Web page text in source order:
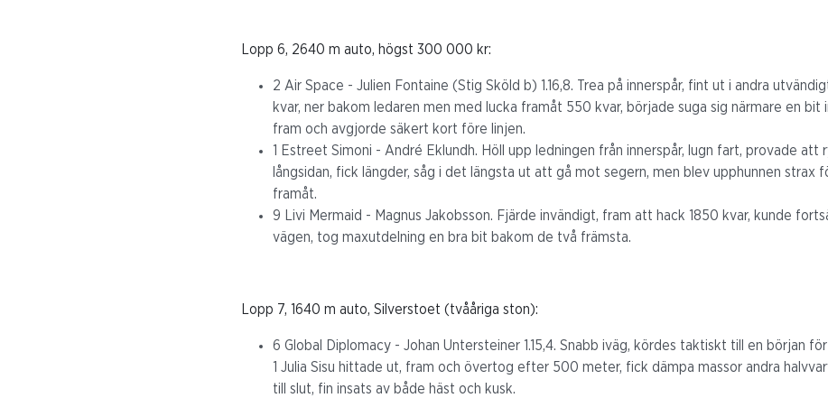
Lopp 6, 2640 m auto, högst 300 000 kr:
2 Air Space - Julien Fontaine (Stig Sköld b) 1.16,8. Trea på innerspår, fint ut i andra
kvar, ner bakom ledaren men med lucka framåt 550 kvar, började suga sig närmare en bit
fram och avgjorde säkert kort före linjen.
1 Estreet Simoni - André Eklundh. Höll upp ledningen från innerspår, lugn fart, provade att
långsidan, fick längder, såg i det längsta ut att gå mot segern, men blev upphunnen strax
framåt.
9 Livi Mermaid - Magnus Jakobsson. Fjärde invändigt, fram att hack 1850 kvar, kunde
vägen, tog maxutdelning en bra bit bakom de två främsta.
Lopp 7, 1640 m auto, Silverstoet (tvååriga ston):
6 Global Diplomacy - Johan Untersteiner 1.15,4. Snabb iväg, kördes taktiskt till en början
1 Julia Sisu hittade ut, fram och övertog efter 500 meter, fick dämpa massor andra
till slut, fin insats av både häst och kusk.